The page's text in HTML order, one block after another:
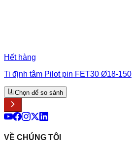
Hết hàng
Ti định tâm Pilot pin FET30 Ø18-150
Chọn để so sánh
VỀ CHÚNG TÔI